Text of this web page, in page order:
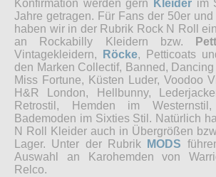
Konfirmation werden gern
Kleiderim
Jahre getragen. Für Fans der 50er
haben wir in der Rubrik Rock N Roll
an Rockabilly Kleidern bzw.
Vintagekleidern,
Röcke, Petticoats
den Marken Collectif, Banned,
Miss Fortune, Küsten Luder, Voodoo
H&R London, Hellbunny,
Retrostil, Hemden im
Bademoden im Sixties Stil. Natürlich
N Roll Kleider auch in Übergrößen
Lager. Unter der Rubrik
MODS
Auswahl an Karohemden von
Relco.